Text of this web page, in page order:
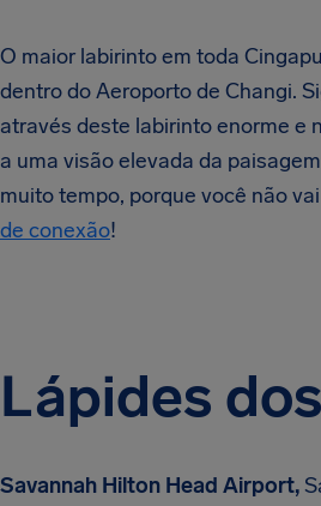
O maior labirinto em toda
dentro do Aeroporto de Changi.
através deste labirinto enorme e
a uma visão elevada da
muito tempo, porque você não
de conexão!
Lápides
Savannah Hilton Head Airport,